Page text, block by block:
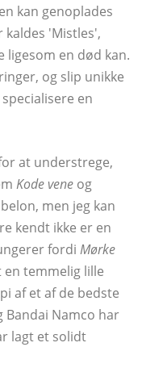
kan genoplades
'Mistles',
ligesom en død kan.
og slip unikke
en
at understrege,
Kode vene og
men jeg kan
kendt ikke er en
fordi Mørke
temmelig lille
af et af de bedste
Bandai Namco har
lagt et solidt